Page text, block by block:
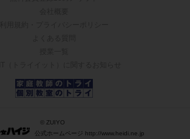
© ZUIYO
公式ホームページ http://www.heidi.ne.jp